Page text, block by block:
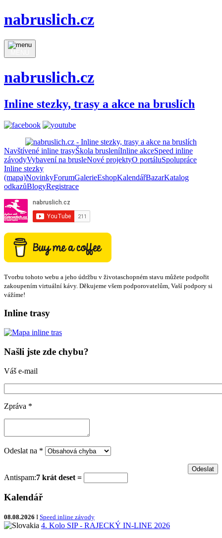
nabruslich.cz
nabruslich.cz
Inline stezky, trasy a akce na bruslích
Navštívené inline trasyŠkola brusleníInline akceSpeed inline
závodyVybavení na brusleNové projektyO portáluSpolupráce
Inline stezky
(mapa)NovinkyForumGalerieEshopKalendářBazarKatalog
odkazůBlogyRegistrace
Tvorbu tohoto webu a jeho údržbu v životaschopném stavu můžete podpořit
zakoupením virtuální kávy. Děkujeme všem podporovatelům, Vaší podpory si
vážíme!
Inline trasy
Našli jste zde chybu?
Váš e-mail
Zpráva *
Odeslat na *
Antispam:7 krát deset =
Kalendář
08.08.2026 I Speed inline závody
4. Kolo SIP - RAJECKÝ IN-LINE 2026